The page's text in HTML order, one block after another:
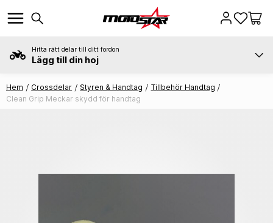
Hitta rätt delar till ditt fordon
Lägg till din hoj
Hem Crossdelar Styren & Handtag
Tillbehör Handtag
Clean Grip Meckar skydd för handtag